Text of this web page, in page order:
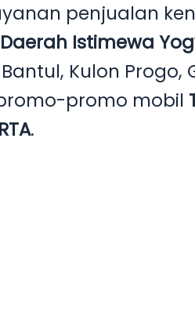
penjualan
Daerah Istimewa
Kulon
promo mobil
.